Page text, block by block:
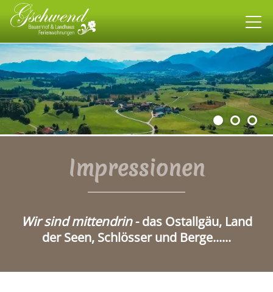
Bauernhof
Landhaus
allgäuweit
Impressionen
Kontakt
Impressionen
Wir sind mittendrin-das Ostallgäu, Land
der Seen, Schlösser und Berge......